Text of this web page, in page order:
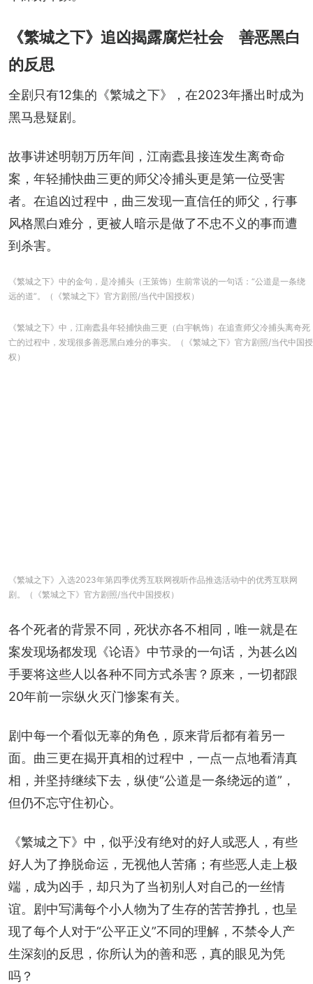
《繁城之下》追凶揭露腐烂社会 善恶黑白
的反思
全剧只有12集的《繁城之下》，在2023年播出时成为
黑马悬疑剧。
故事讲述明朝万历年间，江南蠹县接连发生离奇命
案，年轻捕快曲三更的师父冷捕头更是第一位受害
者。在追凶过程中，曲三发现一直信任的师父，行事
风格黑白难分，更被人暗示是做了不忠不义的事而遭
到杀害。
《繁城之下》中的金句，是冷捕头（王策饰）生前常说的一句话：“公道是一条绕
远的道”。（《繁城之下》官方剧照/当代中国授权）
《繁城之下》中，江南蠹县年轻捕快曲三更（白宇帆饰）在追查师父冷捕头离奇死
亡的过程中，发现很多善恶黑白难分的事实。（《繁城之下》官方剧照/当代中国授
权）
《繁城之下》入选2023年第四季优秀互联网视听作品推选活动中的优秀互联网
剧。（《繁城之下》官方剧照/当代中国授权）
各个死者的背景不同，死状亦各不相同，唯一就是在
案发现场都发现《论语》中节录的一句话，为甚么凶
手要将这些人以各种不同方式杀害？原来，一切都跟
20年前一宗纵火灭门惨案有关。
剧中每一个看似无辜的角色，原来背后都有着另一
面。曲三更在揭开真相的过程中，一点一点地看清真
相，并坚持继续下去，纵使“公道是一条绕远的道”，
但仍不忘守住初心。
《繁城之下》中，似乎没有绝对的好人或恶人，有些
好人为了挣脱命运，无视他人苦痛；有些恶人走上极
端，成为凶手，却只为了当初别人对自己的一丝情
谊。剧中写满每个小人物为了生存的苦苦挣扎，也呈
现了每个人对于“公平正义”不同的理解，不禁令人产
生深刻的反思，你所认为的善和恶，真的眼见为凭
吗？